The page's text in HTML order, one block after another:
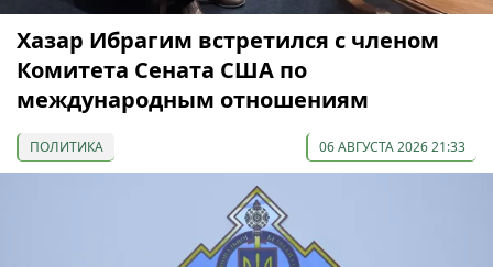
Хазар Ибрагим встретился с членом
Комитета Сената США по
международным отношениям
ПОЛИТИКА 06 АВГУСТА 2026 21:33